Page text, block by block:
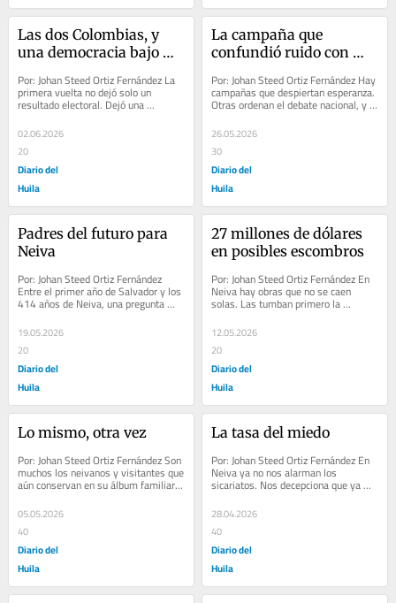
Las dos Colombias, y
una democracia bajo
Por: Johan Steed Ortiz Fernández La
primera vuelta no dejó solo un
resultado electoral. Dejó una
radiografía incómoda: Colombia
votó...
02.06.2026
20
Diario del
Huila
La campaña que
confundió ruido con
Por: Johan Steed Ortiz Fernández Hay
campañas que despiertan esperanza.
Otras ordenan el debate nacional, y
algunas, de tanto gritar, terminan...
26.05.2026
30
Diario del
Huila
Padres del futuro para
Neiva
Por: Johan Steed Ortiz Fernández
Entre el primer año de Salvador y los
414 años de Neiva, una pregunta
queda abierta: ¿qué ciudad vamos a...
19.05.2026
20
Diario del
Huila
27 millones de dólares
en posibles escombros
Por: Johan Steed Ortiz Fernández En
Neiva hay obras que no se caen
solas. Las tumban primero la
improvisación. La plata tiene que
dejar de sonar...
12.05.2026
20
Diario del
Huila
Lo mismo, otra vez
Por: Johan Steed Ortiz Fernández Son
muchos los neivanos y visitantes que
aún conservan en su álbum familiar
05.05.2026
40
Diario del
Huila
La tasa del miedo
Por: Johan Steed Ortiz Fernández En
Neiva ya no nos alarman los
sicariatos. Nos decepciona que ya
nos dé lo mismo porque nos
acostumbramos. Otro...
28.04.2026
40
Diario del
Huila